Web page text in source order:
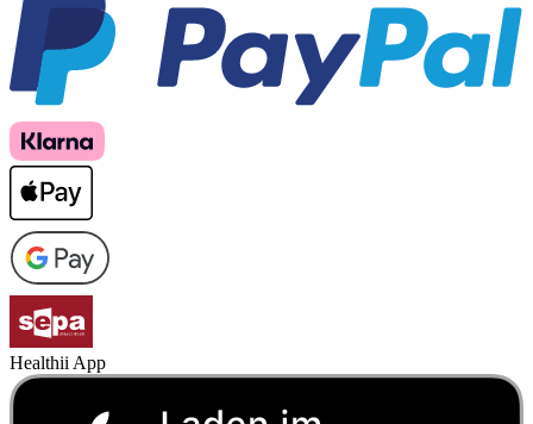
Healthii App